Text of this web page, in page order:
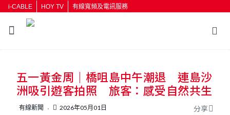
i-CABLE HOY TV 有線寬頻及電訊服務
按輸入鍵開始搜尋
五一黃金周｜橋咀島中午潮退 連島沙
洲吸引遊客拍照 旅客：感受自然共生
有線新聞 2026年05月01日 分享